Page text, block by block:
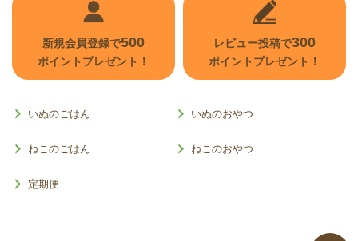
新規会員登録で500
ポイントプレゼント！
レビュー投稿で300
ポイントプレゼント！
いぬのごはん いぬのおやつ
ねこのごはん ねこのおやつ
定期便